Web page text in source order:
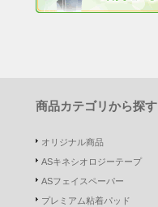
商品カテゴリから探す
オリジナル商品
ASキネシオロジーテープ
ASフェイスペーパー
プレミアム粘着パッド